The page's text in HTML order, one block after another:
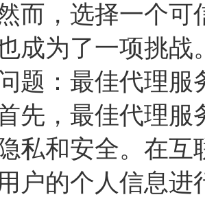
而，选择一个可
成为了一项挑
题：最佳代理服
先，最佳代理服
私和安全。在
户的个人信息进